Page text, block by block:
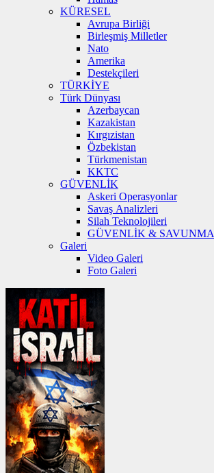
KÜRESEL
Avrupa Birliği
Birleşmiş Milletler
Nato
Amerika
Destekçileri
TÜRKİYE
Türk Dünyası
Azerbaycan
Kazakistan
Kırgızistan
Özbekistan
Türkmenistan
KKTC
GÜVENLİK
Askeri Operasyonlar
Savaş Analizleri
Silah Teknolojileri
GÜVENLİK & SAVUNMA
Galeri
Video Galeri
Foto Galeri